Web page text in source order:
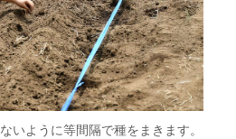
いように等間隔で種をまきます。